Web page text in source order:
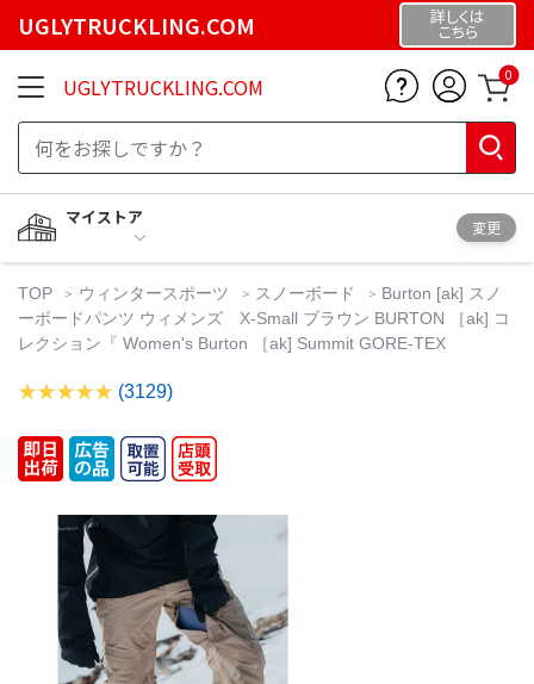
UGLYTRUCKLING.COM 詳しくは
こちら
UGLYTRUCKLING.COM 0
マイストア
変更
TOP ウィンタースポーツ スノーボード
Burton [ak] スノ
ーボードパンツ ウィメンズ X-Small ブラウン BURTON ［ak] コ
レクション『 Women's Burton ［ak] Summit GORE-TEX
(3129)